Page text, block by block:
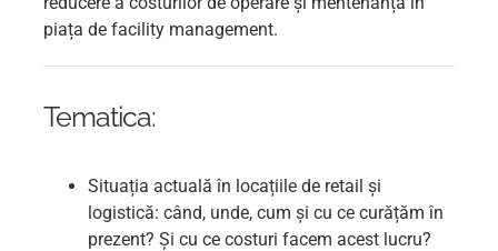
piața de facility management.
Tematica:
Situația actuală în locațiile de retail și
logistică: când, unde, cum și cu ce curățăm în
prezent? Și cu ce costuri facem acest lucru?